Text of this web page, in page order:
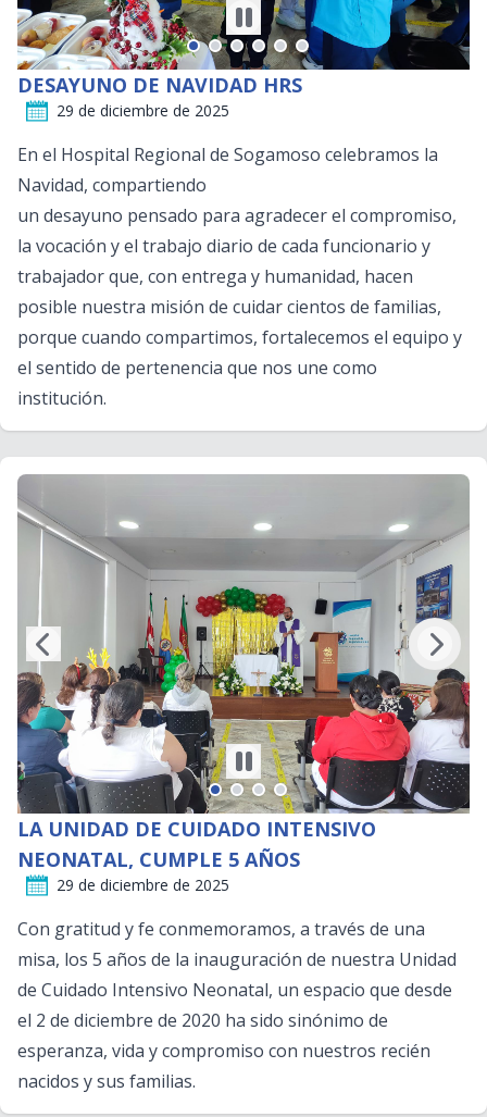
DESAYUNO DE NAVIDAD HRS
29 de diciembre de 2025
En el Hospital Regional de Sogamoso celebramos la
Navidad, compartiendo
un desayuno pensado para agradecer el compromiso,
la vocación y el trabajo diario de cada funcionario y
trabajador que, con entrega y humanidad, hacen
posible nuestra misión de cuidar cientos de familias,
porque cuando compartimos, fortalecemos el equipo y
el sentido de pertenencia que nos une como
institución.
LA UNIDAD DE CUIDADO INTENSIVO
NEONATAL, CUMPLE 5 AÑOS
29 de diciembre de 2025
Con gratitud y fe conmemoramos, a través de una
misa, los 5 años de la inauguración de nuestra Unidad
de Cuidado Intensivo Neonatal, un espacio que desde
el 2 de diciembre de 2020 ha sido sinónimo de
esperanza, vida y compromiso con nuestros recién
nacidos y sus familias.